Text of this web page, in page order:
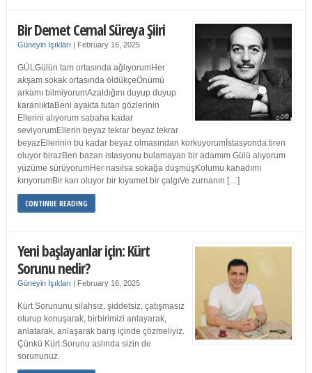
Bir Demet Cemal Süreya Şiiri
Güneyin Işıkları | February 16, 2025
GÜLGülün tam ortasında ağlıyorumHer
akşam sokak ortasında öldükçeÖnümü
arkamı bilmiyorumAzaldığını duyup duyup
karanlıktaBeni ayakta tutan gözlerinin
Ellerini alıyorum sabaha kadar
seviyorumEllerin beyaz tekrar beyaz tekrar
beyazEllerinin bu kadar beyaz olmasından korkuyorumİstasyonda tiren
oluyor birazBen bazan istasyonu bulamayan bir adamım Gülü alıyorum
yüzüme sürüyorumHer nasılsa sokağa düşmüşKolumu kanadımı
kırıyorumBir kan oluyor bir kıyamet bir çalgıVe zurnanın […]
CONTINUE READING
Yeni başlayanlar için: Kürt
Sorunu nedir?
Güneyin Işıkları | February 16, 2025
Kürt Sorununu silahsız, şiddetsiz, çatışmasız
oturup konuşarak, birbirimizi anlayarak,
anlatarak, anlaşarak barış içinde çözmeliyiz.
Çünkü Kürt Sorunu aslında sizin de
sorununuz.